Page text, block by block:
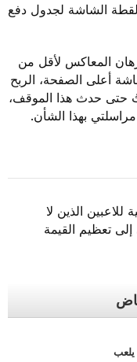
يتضح من لقطة الشاشة لجدول دفع
المعاكس لأقل من
أعلى الصفحة، الربح
1.3. أخيرًا، لعبتُ حتى حدث هذا الموقف،
الذين لا
تعظيم القيمة
يلعب